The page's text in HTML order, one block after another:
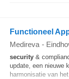
Functioneel
Medireva -
security &
update, een nieuwe
harmonisatie van